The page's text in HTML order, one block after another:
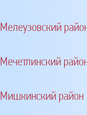
Мелеузовский
Мечетлинский
Мишкинский район